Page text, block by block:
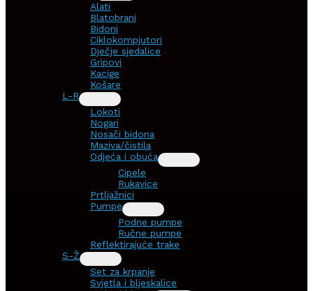
Alati
Blatobrani
Bidoni
Ciklokompjutori
Dječje sjedalice
Gripovi
Kacige
Košare
L-R
Lokoti
Nogari
Nosači bidona
Maziva/čistila
Odjeća i obuća
Cipele
Rukavice
Prtljažnici
Pumpe
Podne pumpe
Ručne pumpe
Reflektirajuće trake
S-Ž
Set za krpanje
Svjetla i bljeskalice